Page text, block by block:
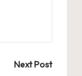
Next Post